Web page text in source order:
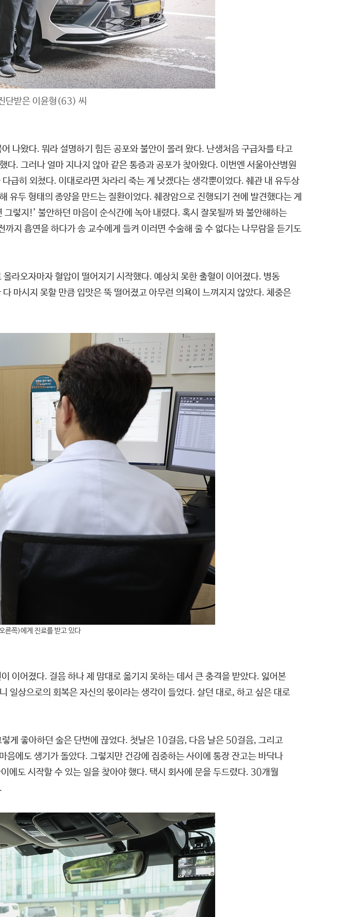
단받은 이윤형(63) 씨
나왔다. 뭐라 설명하기 힘든 공포와 불안이 몰려 왔다. 난생처음 구급차를 타고
. 그러나 얼마 지나지 않아 같은 통증과 공포가 찾아왔다. 이번엔 서울아산병원
히 외쳤다. 이대로라면 차라리 죽는 게 낫겠다는 생각뿐이었다. 췌관 내 유두상
두 형태의 종양을 만드는 질환이었다. 췌장암으로 진행되기 전에 발견했다는 게
렇지!’ 불안하던 마음이 순식간에 녹아 내렸다. 혹시 잘못될까 봐 불안해하는
지 흡연을 하다가 송 교수에게 들켜 이러면 수술해 줄 수 없다는 나무람을 듣기도
라오자마자 혈압이 떨어지기 시작했다. 예상치 못한 출혈이 이어졌다. 병동
마시지 못할 만큼 입맛은 뚝 떨어졌고 아무런 의욕이 느껴지지 않았다. 체중은
른쪽)에게 진료를 받고 있다
이어졌다. 걸음 하나 제 맘대로 옮기지 못하는 데서 큰 충격을 받았다. 잃어본
일상으로의 회복은 자신의 몫이라는 생각이 들었다. 살던 대로, 하고 싶은 대로
게 좋아하던 술은 단번에 끊었다. 첫날은 10걸음, 다음 날은 50걸음, 그리고
에도 생기가 돌았다. 그렇지만 건강에 집중하는 사이에 통장 잔고는 바닥나
에도 시작할 수 있는 일을 찾아야 했다. 택시 회사에 문을 두드렸다. 30개월